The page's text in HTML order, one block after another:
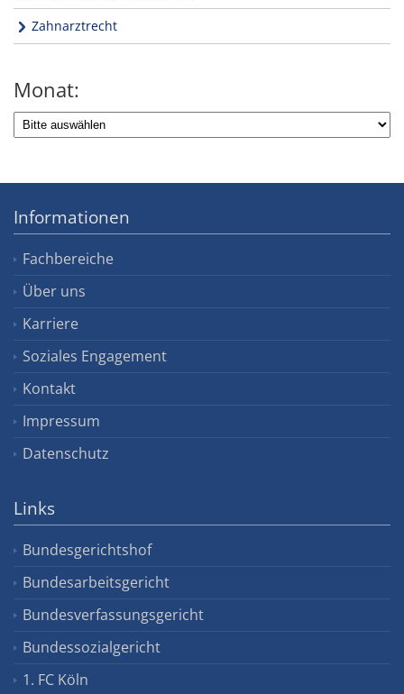
Zahnarztrecht
Monat:
Informationen
Fachbereiche
Über uns
Karriere
Soziales Engagement
Kontakt
Impressum
Datenschutz
Links
Bundesgerichtshof
Bundesarbeitsgericht
Bundesverfassungsgericht
Bundessozialgericht
1. FC Köln